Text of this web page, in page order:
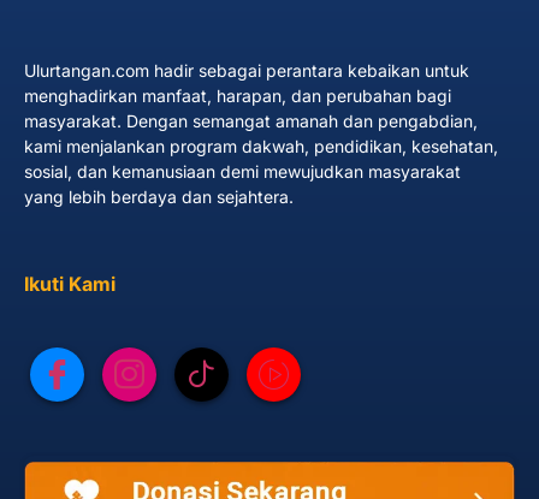
Ulurtangan.com hadir sebagai perantara kebaikan untuk
menghadirkan manfaat, harapan, dan perubahan bagi
masyarakat. Dengan semangat amanah dan pengabdian,
kami menjalankan program dakwah, pendidikan, kesehatan,
sosial, dan kemanusiaan demi mewujudkan masyarakat
yang lebih berdaya dan sejahtera.
Ikuti Kami